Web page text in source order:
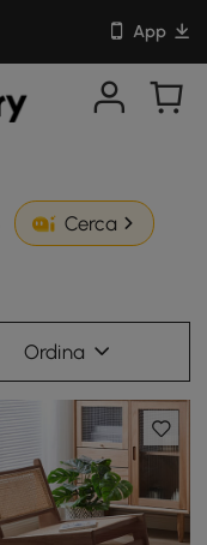
App
Cerca
Ordina